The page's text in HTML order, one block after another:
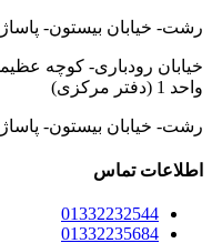
رشت- خیابان بیستون-
واحد 1 (دفتر مرکزی)
رشت- خیابان بیستون- پاساژ بزرگمهر-
اطلاعات تماس
01332232544
01332235684